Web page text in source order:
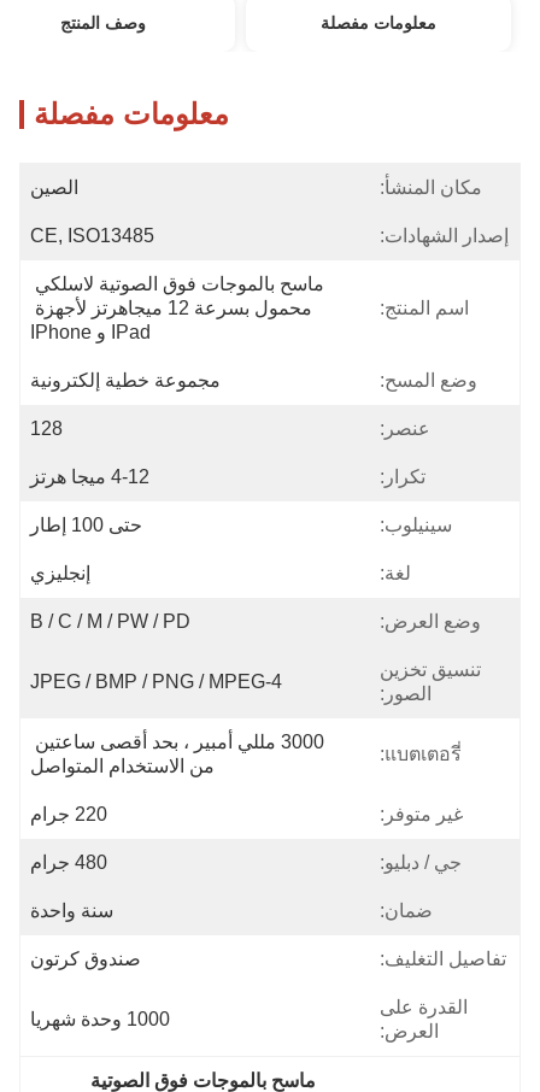
معلومات مفصلة وصف المنتج
معلومات مفصلة
مكان المنشأ: الصين
إصدار الشهادات: CE, ISO13485
اسم المنتج:
محمول بسرعة 12 ميجاهرتز لأجهزة
IPad و IPhone
وضع المسح: مجموعة خطية إلكترونية
عنصر: 128
تكرار: 4-12 ميجا هرتز
سينيلوب: حتى 100 إطار
لغة: إنجليزي
وضع العرض: B / C / M / PW / PD
تنسيق تخزين
الصور:
JPEG / BMP / PNG / MPEG-4
แบตเตอรี่:
3000 مللي أمبير ، بحد أقصى ساعتين
من الاستخدام المتواصل
غير متوفر: 220 جرام
جي / دبليو: 480 جرام
ضمان: سنة واحدة
تفاصيل التغليف: صندوق كرتون
القدرة على
العرض:
1000 وحدة شهريا
ماسح بالموجات فوق الصوتية